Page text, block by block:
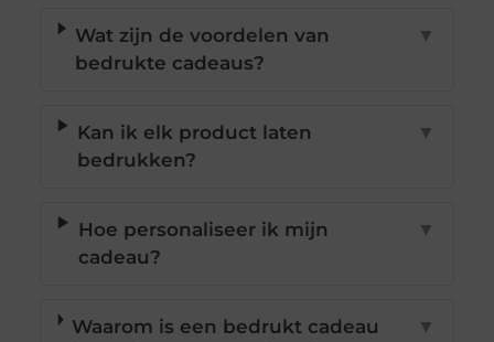
Wat zijn de voordelen van
bedrukte cadeaus?
▼
Kan ik elk product laten
bedrukken?
▼
Hoe personaliseer ik mijn
cadeau?
▼
Waarom is een bedrukt cadeau
▼